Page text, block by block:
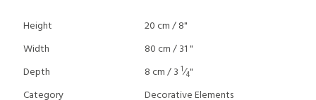
Height
20 cm / 8"
Width
80 cm / 31 "
Depth
8 cm / 3 1⁄4"
Category
Decorative Elements